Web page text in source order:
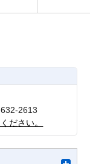
2613
ださい。